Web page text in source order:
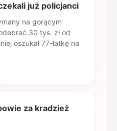
już policjanci
na gorącym
30 tys. zł od
oszukał 77-latkę na
za kradzież